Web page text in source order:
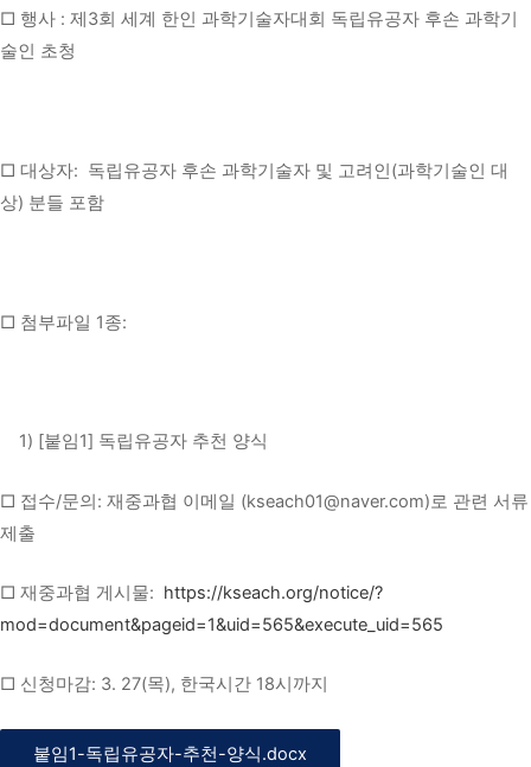
□ 행사 : 제3회 세계 한인 과학기술자대회 독립유공자 후손 과학기
술인 초청
□ 대상자: 독립유공자 후손 과학기술자 및 고려인(과학기술인 대
상) 분들 포함
□ 첨부파일 1종:
1) [붙임1] 독립유공자 추천 양식
□ 접수/문의: 재중과협 이메일 (kseach01@naver.com)로 관련 서류
제출
□ 재중과협 게시물: https://kseach.org/notice/?
mod=document&pageid=1&uid=565&execute_uid=565
□ 신청마감: 3. 27(목), 한국시간 18시까지
붙임1-독립유공자-추천-양식.docx